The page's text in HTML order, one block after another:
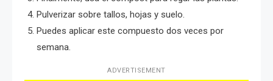
Pulverizar sobre tallos, hojas y suelo.
Puedes aplicar este compuesto dos veces por
semana.
ADVERTISEMENT